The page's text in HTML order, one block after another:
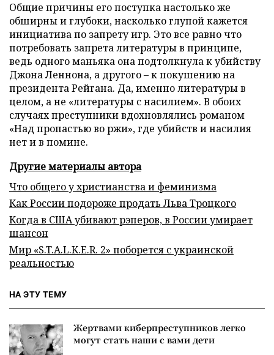
Общие причины его поступка настолько же
обширны и глубоки, насколько глупой кажется
инициатива по запрету игр. Это все равно что
потребовать запрета литературы в принципе,
ведь одного маньяка она подтолкнула к убийству
Джона Леннона, а другого – к покушению на
президента Рейгана. Да, именно литературы в
целом, а не «литературы с насилием». В обоих
случаях преступники вдохновлялись романом
«Над пропастью во ржи», где убийств и насилия
нет и в помине.
Другие материалы автора
Что общего у христианства и феминизма
Как России подороже продать Льва Троцкого
Когда в США убивают рэперов, в России умирает
шансон
Мир «S.T.A.L.K.E.R. 2» поборется с украинской
реальностью
НА ЭТУ ТЕМУ
Жертвами киберпреступников легко
могут стать наши с вами дети